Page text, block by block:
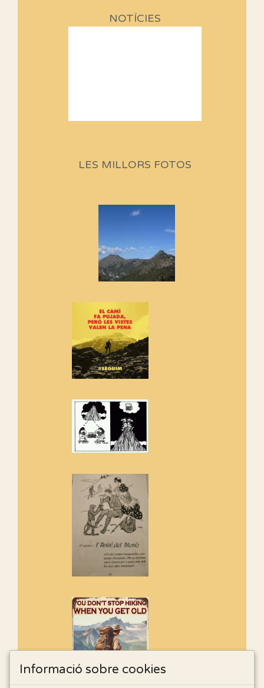
NOTÍCIES
Si no podem caminar, alguna
Els Centpeus signen el
Manifest a favor dels Camins
Si ets una entitat o associació
adhereix-te al manifest!
Rebem un diploma dels
Amics de Sant Aniol d'Aguja
Els Centpeus estem implicats
de l'entorn de Sant Aniol
LES MILLORS FOTOS
Informació sobre cookies